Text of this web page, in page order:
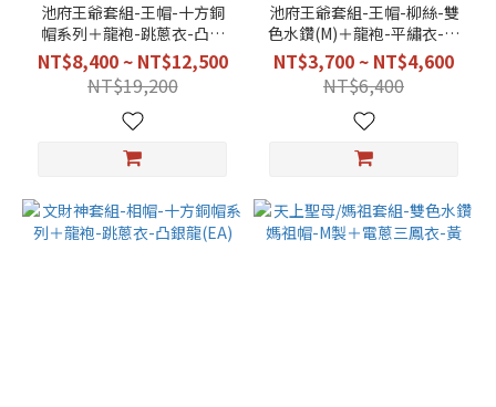
池府王爺套組-王帽-十方銅
帽系列＋龍袍-跳蔥衣-凸銀
龍(EA)
NT$8,400 ~ NT$12,500
NT$19,200
池府王爺套組-王帽-柳絲-雙
色水鑽(M)＋龍袍-平繡衣-凸
棉(H)
NT$3,700 ~ NT$4,600
NT$6,400